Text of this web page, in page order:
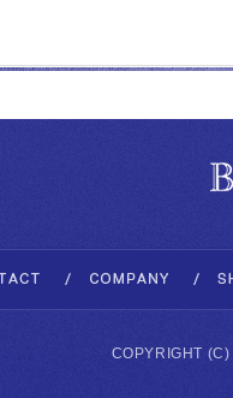
COPYRIGHT